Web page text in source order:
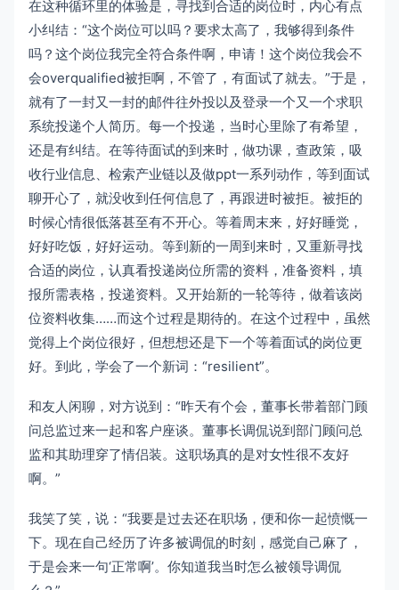
在这种循环里的体验是，寻找到合适的岗位时，内心有点
小纠结：“这个岗位可以吗？要求太高了，我够得到条件
吗？这个岗位我完全符合条件啊，申请！这个岗位我会不
会overqualified被拒啊，不管了，有面试了就去。”于是，
就有了一封又一封的邮件往外投以及登录一个又一个求职
系统投递个人简历。每一个投递，当时心里除了有希望，
还是有纠结。在等待面试的到来时，做功课，查政策，吸
收行业信息、检索产业链以及做ppt一系列动作，等到面试
聊开心了，就没收到任何信息了，再跟进时被拒。被拒的
时候心情很低落甚至有不开心。等着周末来，好好睡觉，
好好吃饭，好好运动。等到新的一周到来时，又重新寻找
合适的岗位，认真看投递岗位所需的资料，准备资料，填
报所需表格，投递资料。又开始新的一轮等待，做着该岗
位资料收集……而这个过程是期待的。在这个过程中，虽然
觉得上个岗位很好，但想想还是下一个等着面试的岗位更
好。到此，学会了一个新词：“resilient”。
和友人闲聊，对方说到：“昨天有个会，董事长带着部门顾
问总监过来一起和客户座谈。董事长调侃说到部门顾问总
监和其助理穿了情侣装。这职场真的是对女性很不友好
啊。”
我笑了笑，说：“我要是过去还在职场，便和你一起愤慨一
下。现在自己经历了许多被调侃的时刻，感觉自己麻了，
于是会来一句‘正常啊’。你知道我当时怎么被领导调侃